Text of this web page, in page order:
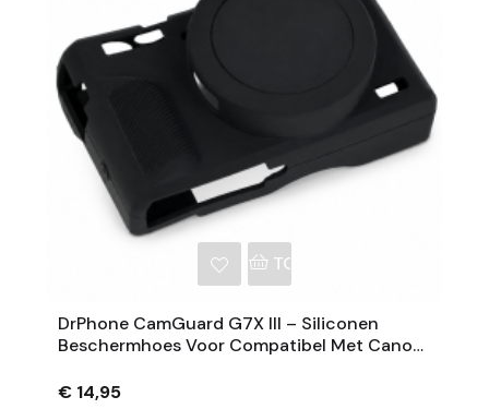
TOEVOEGEN AAN
DrPhone CamGuard G7X III – Siliconen
Beschermhoes Voor Compatibel Met Canon
€ 14,95